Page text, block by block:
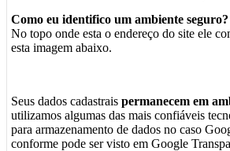
Como eu identifico um ambiente seguro?
No topo onde esta o endereço do site ele
esta imagem abaixo.
Seus dados cadastrais permanecem em
utilizamos algumas das mais confiáveis
para armazenamento de dados no caso
conforme pode ser visto em Google